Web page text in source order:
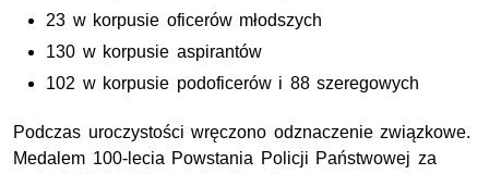
23 w korpusie oficerów młodszych
130 w korpusie aspirantów
102 w korpusie podoficerów i 88 szeregowych
Podczas uroczystości wręczono odznaczenie związkowe.
Medalem 100-lecia Powstania Policji Państwowej za